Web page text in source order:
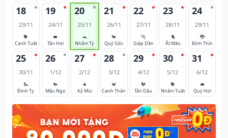
18
23/11
🐕
Canh Tuất
19
24/11
🐖
Tân Hợi
20
25/11
🐀
Nhâm Tý
21
26/11
🐂
Quý Sửu
22
27/11
🐅
Giáp Dần
23
28/11
🐈
Ất Mão
24
29/11
🐉
Bính Thìn
25
30/11
🐍
Đinh Tỵ
26
1/12
🐎
Mậu Ngọ
27
2/12
🐐
Kỷ Mùi
28
3/12
🐒
Canh Thân
29
4/12
🐓
Tân Dậu
30
5/12
🐕
Nhâm Tuất
31
6/12
🐖
Quý Hợi